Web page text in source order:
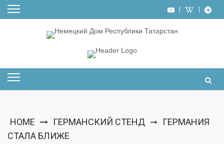
Skip
HOME ГЕРМАНСКИЙ СТЕНД ➞
ГЕРМАНИЯ
СТАЛА БЛИЖЕ